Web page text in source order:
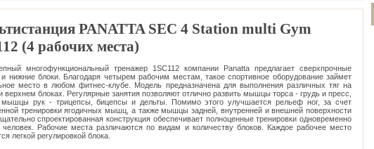
PANATTA SEC 4 Station multi Gym
(4 рабочих места)
многофункциональный тренажер 1SC112 компании Panatta предлагает сверхпрочные
и нижние блоки. Благодаря четырем рабочим местам, такое спортивное оборудование займет
место в любом фитнес-клубе. Модель предназначена для выполнения различных тяг на
верхнем блоках. Регулярные занятия позволяют отлично развить мышцы торса - грудь и пресс,
мышцы рук - трицепсы, бицепсы и дельты. Помимо этого улучшается рельеф ног, за счет
тренировки ягодичных мышц, а также мышцы задней, внутренней и внешней поверхности
спроектированная конструкция обеспечивает полноценные тренировки одновременно
человек. Рабочие места различаются по видам и количеству блоков. Каждое рабочее место
легкой регулировкой блока.